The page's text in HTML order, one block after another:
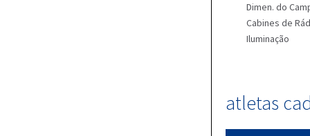
Dimen. do
Cabines de
Iluminação
atletas